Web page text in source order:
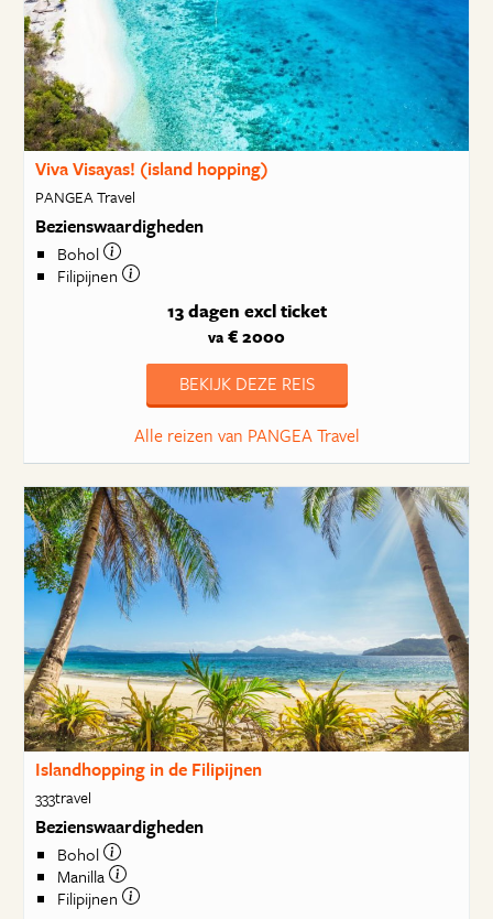
Viva Visayas! (island hopping)
PANGEA Travel
Bezienswaardigheden
Bohol
Filipijnen
13 dagen excl ticket
va € 2000
BEKIJK DEZE REIS
Alle reizen van PANGEA Travel
Islandhopping in de Filipijnen
333travel
Bezienswaardigheden
Bohol
Manilla
Filipijnen